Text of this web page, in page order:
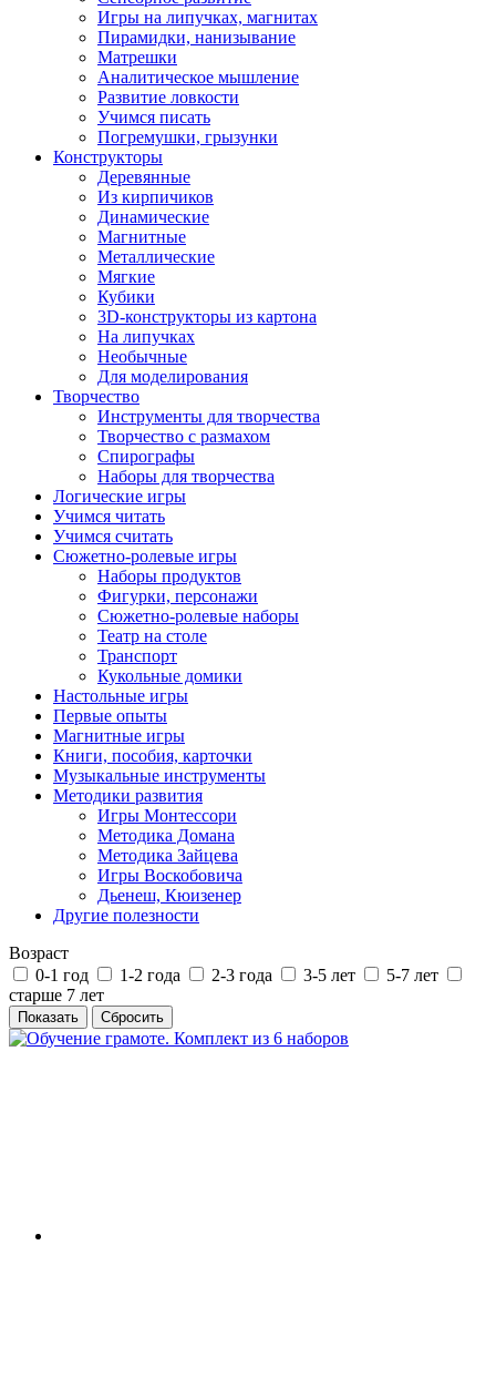
Игры на липучках, магнитах
Пирамидки, нанизывание
Матрешки
Аналитическое мышление
Развитие ловкости
Учимся писать
Погремушки, грызунки
Конструкторы
Деревянные
Из кирпичиков
Динамические
Магнитные
Металлические
Мягкие
Кубики
3D-конструкторы из картона
На липучках
Необычные
Для моделирования
Творчество
Инструменты для творчества
Творчество с размахом
Спирографы
Наборы для творчества
Логические игры
Учимся читать
Учимся считать
Сюжетно-ролевые игры
Наборы продуктов
Фигурки, персонажи
Сюжетно-ролевые наборы
Театр на столе
Транспорт
Кукольные домики
Настольные игры
Первые опыты
Магнитные игры
Книги, пособия, карточки
Музыкальные инструменты
Методики развития
Игры Монтессори
Методика Домана
Методика Зайцева
Игры Воскобовича
Дьенеш, Кюизенер
Другие полезности
Возраст
0-1 год
1-2 года 2-3 года 3-5 лет
5-7 лет
старше 7 лет